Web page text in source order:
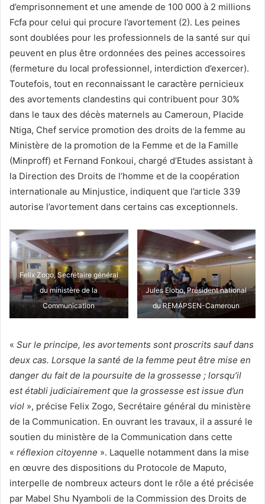
d’emprisonnement et une amende de 100 000 à 2 millions
Fcfa pour celui qui procure l’avortement (2). Les peines
sont doublées pour les professionnels de la santé sur qui
peuvent en plus être ordonnées des peines accessoires
(fermeture du local professionnel, interdiction d’exercer).
Toutefois, tout en reconnaissant le caractère pernicieux
des avortements clandestins qui contribuent pour 30%
dans le taux des décès maternels au Cameroun, Placide
Ntiga, Chef service promotion des droits de la femme au
Ministère de la promotion de la Femme et de la Famille
(Minproff) et Fernand Fonkoui, chargé d’Etudes assistant à
la Direction des Droits de l’homme et de la coopération
internationale au Minjustice, indiquent que l’article 339
autorise l’avortement dans certains cas exceptionnels.
Felix Zogo, Secrétaire général
du ministère de la
Communication
Jules Elobo, Président national
du REMAPSEN-Cameroun
« Sur le principe, les avortements sont proscrits sauf dans
deux cas. Lorsque la santé de la femme peut être mise en
danger du fait de la poursuite de la grossesse ; lorsqu’il
est établi judiciairement que la grossesse est issue d’un
viol », précise Felix Zogo, Secrétaire général du ministère
de la Communication. En ouvrant les travaux, il a assuré le
soutien du ministère de la Communication dans cette
« réflexion citoyenne ». Laquelle notamment dans la mise
en œuvre des dispositions du Protocole de Maputo,
interpelle de nombreux acteurs dont le rôle a été précisée
par Mabel Shu Nyamboli de la Commission des Droits de